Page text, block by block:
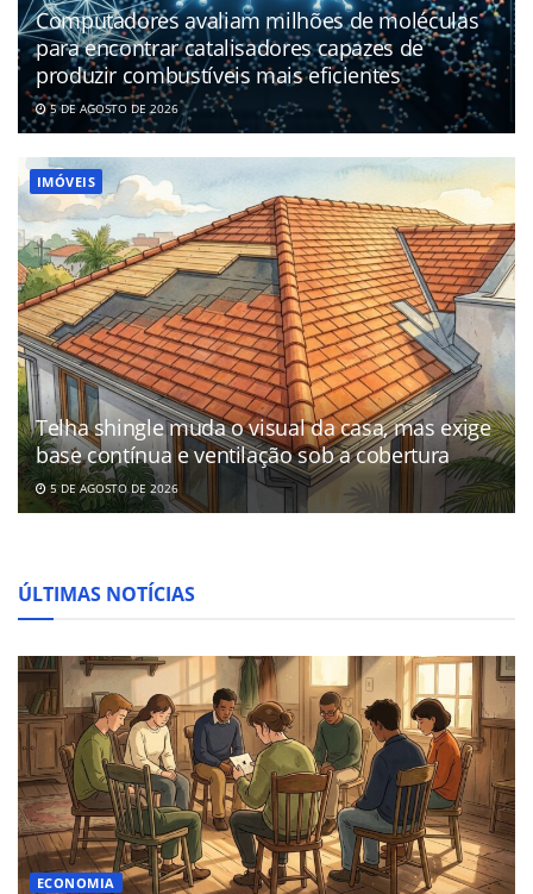
Computadores avaliam milhões de moléculas
para encontrar catalisadores capazes de
produzir combustíveis mais eficientes
5 DE AGOSTO DE 2026
IMÓVEIS
Telha shingle muda o visual da casa, mas exige
base contínua e ventilação sob a cobertura
5 DE AGOSTO DE 2026
ÚLTIMAS NOTÍCIAS
ECONOMIA